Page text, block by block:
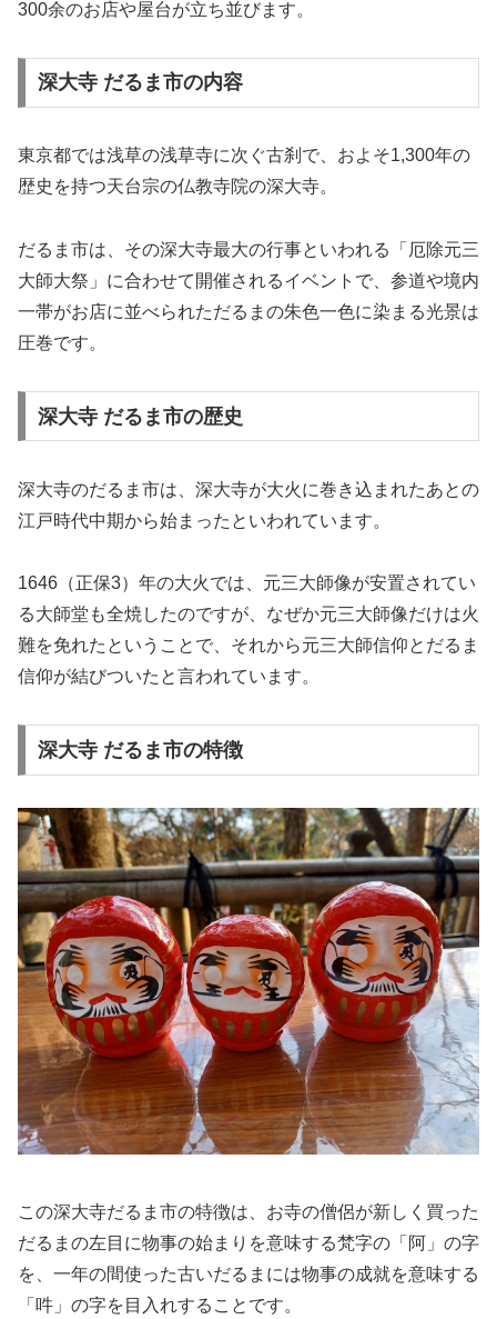
300余のお店や屋台が立ち並びます。
深大寺 だるま市の内容
東京都では浅草の浅草寺に次ぐ古刹で、およそ1,300年の
歴史を持つ天台宗の仏教寺院の深大寺。
だるま市は、その深大寺最大の行事といわれる「厄除元三
大師大祭」に合わせて開催されるイベントで、参道や境内
一帯がお店に並べられただるまの朱色一色に染まる光景は
圧巻です。
深大寺 だるま市の歴史
深大寺のだるま市は、深大寺が大火に巻き込まれたあとの
江戸時代中期から始まったといわれています。
1646（正保3）年の大火では、元三大師像が安置されてい
る大師堂も全焼したのですが、なぜか元三大師像だけは火
難を免れたということで、それから元三大師信仰とだるま
信仰が結びついたと言われています。
深大寺 だるま市の特徴
この深大寺だるま市の特徴は、お寺の僧侶が新しく買った
だるまの左目に物事の始まりを意味する梵字の「阿」の字
を、一年の間使った古いだるまには物事の成就を意味する
「吽」の字を目入れすることです。